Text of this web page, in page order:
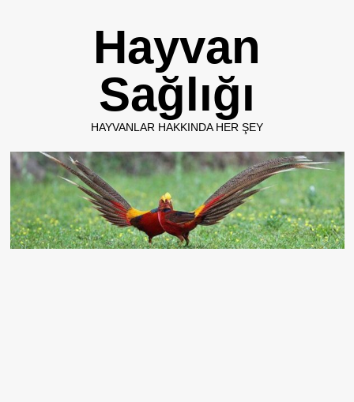
Hayvan
Sağlığı
HAYVANLAR HAKKINDA HER ŞEY